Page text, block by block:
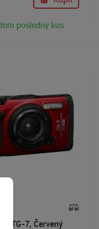
2 metrov a podporou
posledný kus
TG-7, Červený